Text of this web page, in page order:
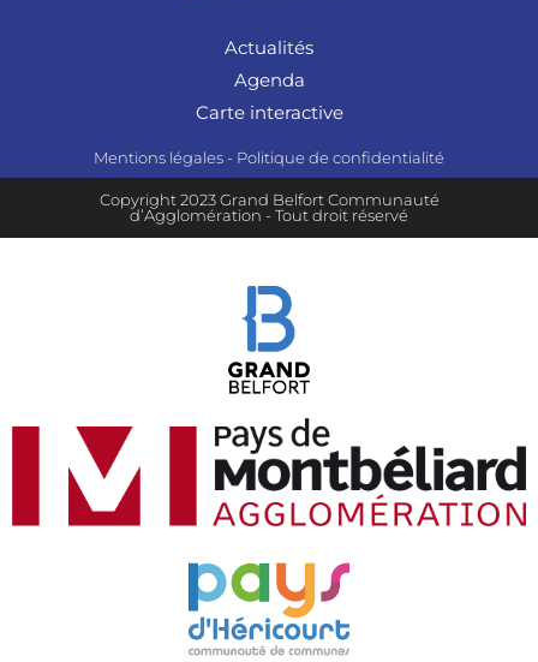
Actualités
Agenda
Carte interactive
Mentions légales - Politique de confidentialité
Copyright 2023 Grand Belfort Communauté
d’Agglomération - Tout droit réservé